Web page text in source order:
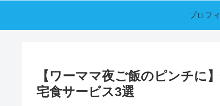
プロフ
【ワーママ夜ご飯のピンチに
宅食サービス3選